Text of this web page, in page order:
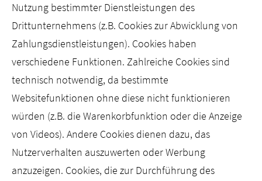
Nutzung bestimmter Dienstleistungen des
Drittunternehmens (z.B. Cookies zur Abwicklung von
Zahlungsdienstleistungen). Cookies haben
verschiedene Funktionen. Zahlreiche Cookies sind
technisch notwendig, da bestimmte
Websitefunktionen ohne diese nicht funktionieren
würden (z.B. die Warenkorbfunktion oder die Anzeige
von Videos). Andere Cookies dienen dazu, das
Nutzerverhalten auszuwerten oder Werbung
anzuzeigen. Cookies, die zur Durchführung des